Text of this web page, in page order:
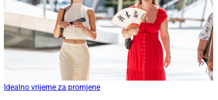
Idealno vrijeme za promjene